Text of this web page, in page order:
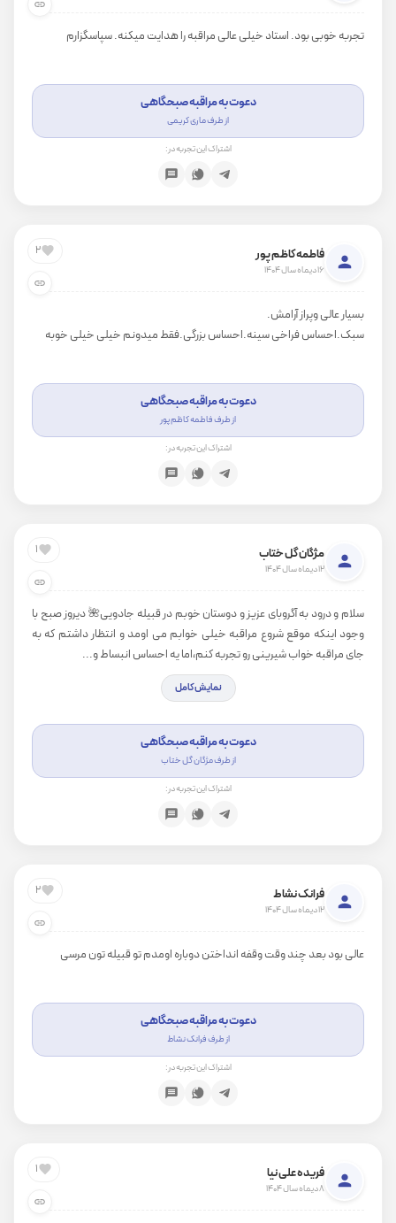
تجربه خوبی بود. استاد خیلی عالی مراقبه را هدایت میکنه. سپاسگزارم
دعوت به مراقبه صبحگاهی
از طرف ماری کریمی
اشتراک این تجربه در:
2 فاطمه کاظم پور
16 دیماه سال 1404
بسیار عالی وپراز آرامش.
سبک.احساس فراخی سینه.احساس بزرگی.فقط میدونم خیلی خیلی خوبه
دعوت به مراقبه صبحگاهی
از طرف فاطمه کاظم پور
اشتراک این تجربه در:
1 مژگان گل ختاب
12 دیماه سال 1404
سلام و درود به آگروبای عزیز و دوستان خوبم در قبیله جادویی🌺 دیروز صبح با
وجود اینکه موقع شروع مراقبه خیلی خوابم می اومد و انتظار داشتم که به
جای مراقبه خواب شیرینی رو تجربه کنم،اما یه احساس انبساط و...
نمایش کامل
دعوت به مراقبه صبحگاهی
از طرف مژگان گل ختاب
اشتراک این تجربه در:
2 فرانک نشاط
12 دیماه سال 1404
عالی بود بعد چند وقت وقفه انداختن دوباره اومدم تو قبیله تون مرسی
دعوت به مراقبه صبحگاهی
از طرف فرانک نشاط
اشتراک این تجربه در:
1 فریده علی نیا
8 دیماه سال 1404